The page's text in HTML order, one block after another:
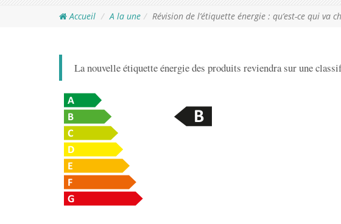
Accueil A la une Révision de l’étiquette énergie : qu’est-ce qui va
La nouvelle étiquette énergie des produits reviendra sur une